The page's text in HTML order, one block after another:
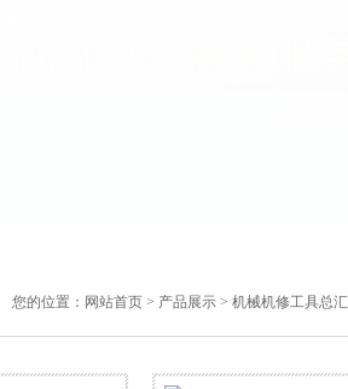
您的位置： 网站首页 > 产品展示 > 机械机修工具总汇